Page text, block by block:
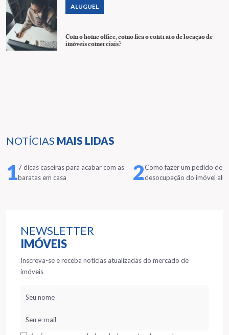
NOTÍCIAS MAIS LIDAS
17 dicas caseiras para acabar com as
baratas em casa
2Como fazer um pedido de
desocupação do imóvel
NEWSLETTER
IMÓVEIS
Inscreva-se e receba notícias atualizadas do mercado de
imóveis
ALUGUEL
Com o home office, como fica o contrato de locação de
imóveis comerciais?